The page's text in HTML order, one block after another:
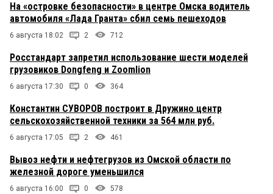
На «островке безопасности» в центре Омска водитель
автомобиля «Лада Гранта» сбил семь пешеходов
6 августа 18:02 2 712
Росстандарт запретил использование шести моделей
грузовиков Dongfeng и Zoomlion
6 августа 17:30 0 364
Константин СУВОРОВ построит в Дружино центр
сельскохозяйственной техники за 564 млн руб.
6 августа 17:05 2 461
Вывоз нефти и нефтегрузов из Омской области по
железной дороге уменьшился
6 августа 16:00 0 578